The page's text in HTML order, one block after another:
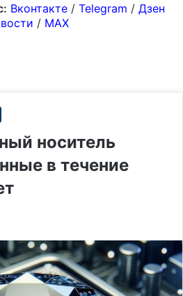
Вконтакте / Telegram / Дзен
/ MAX